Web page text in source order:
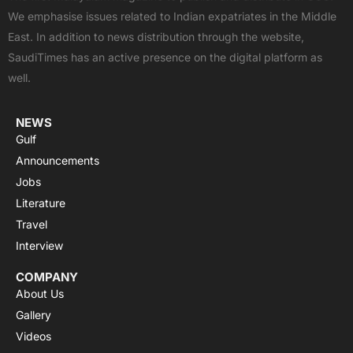
b
o
o
k
i
t
t
e
u
b
e
s
a
p
p
a
g
r
a
We emphasise issues related to Indian expatriates in the Middle
East. In addition to news distribution through the website,
SaudiTimes has an active presence on the digital platform as
well.
NEWS
Gulf
Announcements
Jobs
Literature
Travel
Interview
COMPANY
About Us
Gallery
Videos